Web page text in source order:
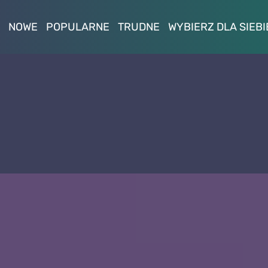
NOWE POPULARNE TRUDNE WYBIERZ DLA